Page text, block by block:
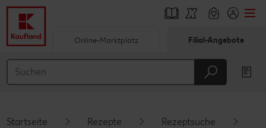
Hauptinhalt
Online-Marktplatz Filial-Angebote
Startseite Rezepte
Rezeptsuche